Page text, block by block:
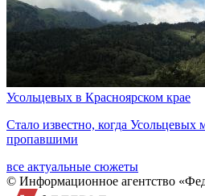
Усольцевых в Красноярском крае
Стало известно, когда Усольцевых
пропавшими
все актуальные сюжеты
© Информационное агентство